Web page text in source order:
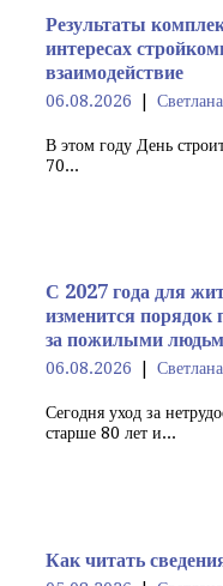
Результаты
интересах
взаимодействие
06.08.2026
В этом году День
70...
С 2027 года для
изменится порядок
за пожилыми
06.08.2026
Сегодня уход за
старше 80 лет и...
Как читать